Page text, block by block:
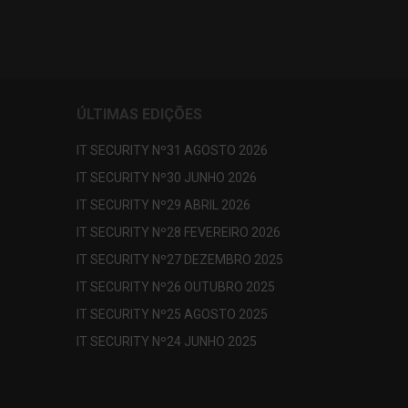
ÚLTIMAS EDIÇÕES
IT SECURITY Nº31 AGOSTO 2026
IT SECURITY Nº30 JUNHO 2026
IT SECURITY Nº29 ABRIL 2026
IT SECURITY Nº28 FEVEREIRO 2026
IT SECURITY Nº27 DEZEMBRO 2025
IT SECURITY Nº26 OUTUBRO 2025
IT SECURITY Nº25 AGOSTO 2025
IT SECURITY Nº24 JUNHO 2025